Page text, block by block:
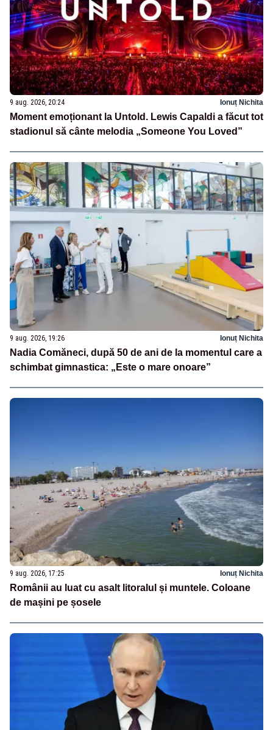
9 aug. 2026, 20:24 Ionuț Nichita
Moment emoționant la Untold. Lewis Capaldi a făcut tot
stadionul să cânte melodia „Someone You Loved”
9 aug. 2026, 19:26 Ionuț Nichita
Nadia Comăneci, după 50 de ani de la momentul care a
schimbat gimnastica: „Este o mare onoare”
9 aug. 2026, 17:25 Ionuț Nichita
Românii au luat cu asalt litoralul și muntele. Coloane
de mașini pe șosele